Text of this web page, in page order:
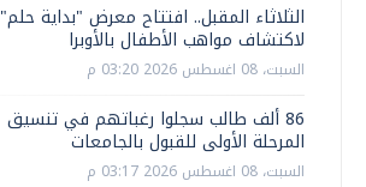
الثلاثاء المقبل.. افتتاح معرض "بداية حلم"
لاكتشاف مواهب الأطفال بالأوبرا
السبت، 08 اغسطس 2026 03:20 م
86 ألف طالب سجلوا رغباتهم في تنسيق
المرحلة الأولى للقبول بالجامعات
السبت، 08 اغسطس 2026 03:17 م